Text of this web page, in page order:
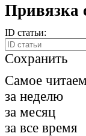
Привязка
ID статьи:
Сохранить
Самое
за неделю
за месяц
за все время